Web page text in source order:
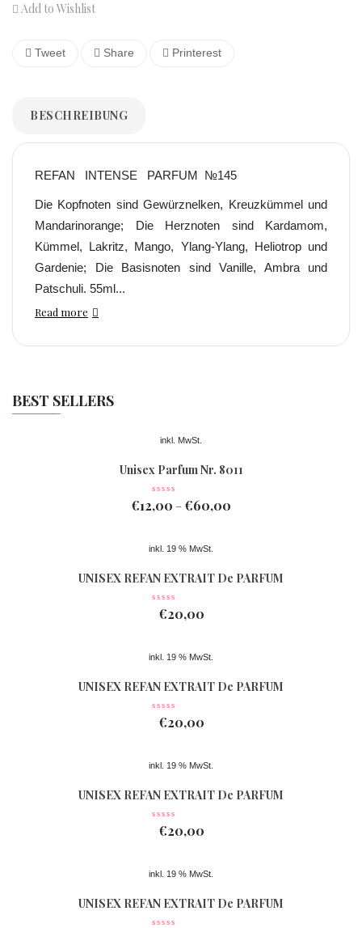
Add to Wishlist
Tweet Share Printerest
BESCHREIBUNG
REFAN INTENSE PARFUM №145
Die Kopfnoten sind Gewürznelken, Kreuzkümmel und
Mandarinorange; Die Herznoten sind Kardamom,
Kümmel, Lakritz, Mango, Ylang-Ylang, Heliotrop und
Gardenie; Die Basisnoten sind Vanille, Ambra und
Patschuli. 55ml...
Read more
BEST SELLERS
inkl. MwSt.
Unisex Parfum Nr. 8011
€12,00 – €60,00
inkl. 19 % MwSt.
UNISEX REFAN EXTRAIT De PARFUM
Nr 078
€20,00
inkl. 19 % MwSt.
UNISEX REFAN EXTRAIT De PARFUM
Nr 077
€20,00
inkl. 19 % MwSt.
UNISEX REFAN EXTRAIT De PARFUM
Nr 361
€20,00
inkl. 19 % MwSt.
UNISEX REFAN EXTRAIT De PARFUM
Nr 362